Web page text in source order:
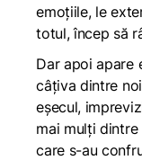
emoțiile, le
totul, încep să
Dar apoi apare
câțiva dintre
eșecul,
mai mulți
care s-au